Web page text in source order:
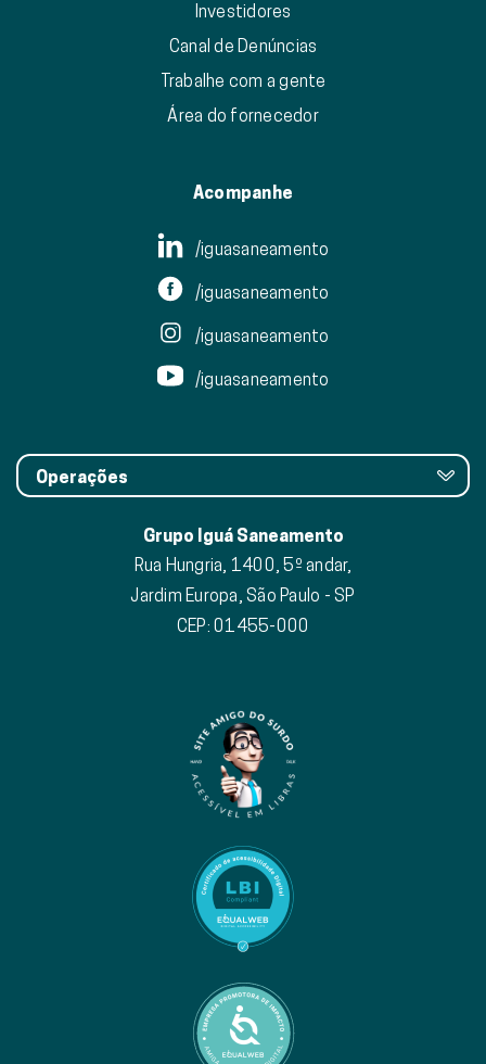
Investidores
Canal de Denúncias
Trabalhe com a gente
Área do fornecedor
Acompanhe
/iguasaneamento
/iguasaneamento
/iguasaneamento
/iguasaneamento
Operações
Grupo Iguá Saneamento
Rua Hungria, 1400, 5º andar,
Jardim Europa, São Paulo - SP
CEP: 01455-000